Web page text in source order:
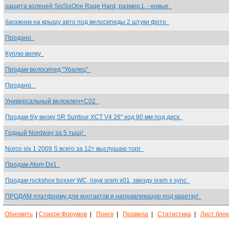
защита коленей SixSixOne Rage Hard, размер L - новые
багажник на крышу авто под велосипеды 2 штуки фото
Продано
Куплю вилку
Продам велосипед "Уралец"
Продано.
Универсальный велоключ+С02
Продам б\у вилку SR Suntour XCT V4 26" ход 80 мм под диск
Годный Nordway за 5 тыщ!
Norco six 1 2009 S всего за 12т выслушаю торг
Продам Atom Dx1
Продам rockshox boxxer WC, паук sram x01, звезду sram x sync
ПРОДАМ платформу для контактов и направляющую под каретку!
Обновить Список Форумов Поиск Правила Статистика Лист